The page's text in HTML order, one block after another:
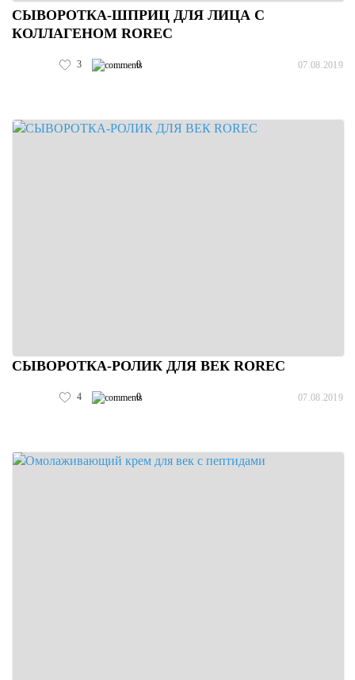
СЫВОРОТКА-ШПРИЦ ДЛЯ ЛИЦА С
КОЛЛАГЕНОМ ROREC
3 0 07.08.2019
СЫВОРОТКА-РОЛИК ДЛЯ ВЕК ROREC
4 0 07.08.2019